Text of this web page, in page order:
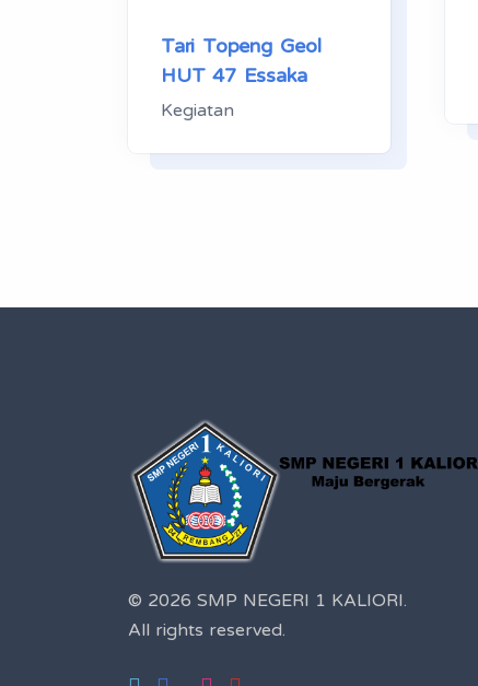
Tari Topeng Geol
HUT 47 Essaka
Kegiatan
© 2026 SMP NEGERI 1 KALIORI.
All rights reserved.